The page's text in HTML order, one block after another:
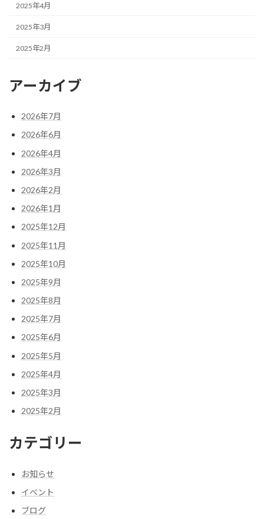
2025年4月
2025年3月
2025年2月
アーカイブ
2026年7月
2026年6月
2026年4月
2026年3月
2026年2月
2026年1月
2025年12月
2025年11月
2025年10月
2025年9月
2025年8月
2025年7月
2025年6月
2025年5月
2025年4月
2025年3月
2025年2月
カテゴリー
お知らせ
イベント
ブログ